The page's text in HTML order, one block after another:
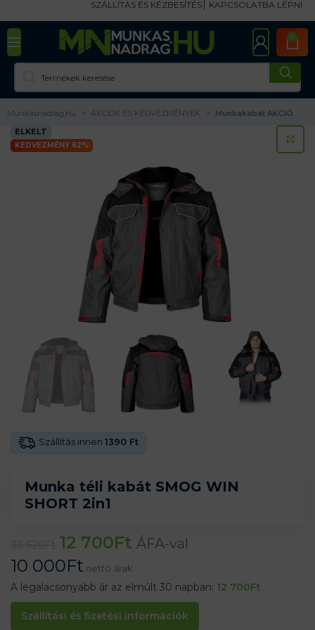
SZÁLLÍTÁS ÉS KÉZBESÍTÉS KAPCSOLATBA LÉPNI
0
Munkasnadrag.hu AKCIÓK ÉS KEDVEZMÉNYEK
Munkakabát AKCIÓ
ELKELT
KEDVEZMÉNY 62%
Munka téli kabát SMOG WIN
SHORT 2in1
Szállítás innen 1390 Ft
12 700Ft ÁFA-val
10 000Ft nettó árak
A legalacsonyabb ár az elmúlt 30 napban: 12 700Ft
Szállítási és fizetési információk